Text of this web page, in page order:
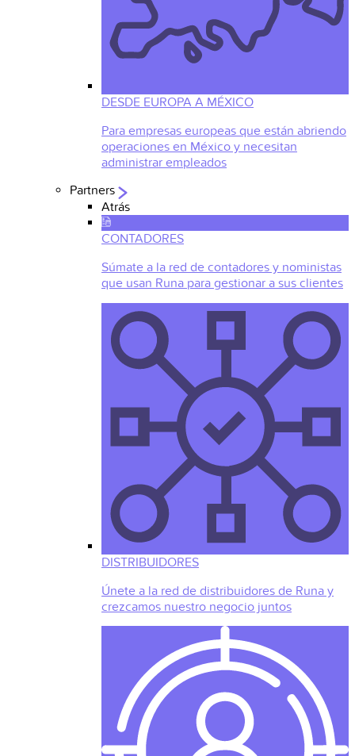
DESDE EUROPA A MÉXICO
Para empresas europeas que están abriendo
operaciones en México y necesitan
administrar empleados
Partners
Atrás
CONTADORES
Súmate a la red de contadores y noministas
que usan Runa para gestionar a sus clientes
DISTRIBUIDORES
Únete a la red de distribuidores de Runa y
crezcamos nuestro negocio juntos